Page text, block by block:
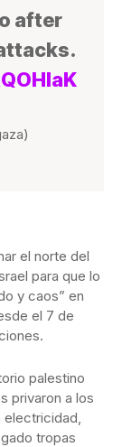
after
el norte del
para que lo
y caos” en
el 7 de
palestino
privaron a los
tropas